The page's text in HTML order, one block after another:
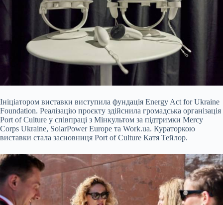
Ініціатором виставки виступила фундація Energy Act for Ukraine
Foundation. Реалізацію проєкту здійснила громадська організація
Port of Culture у співпраці з Мінкультом за підтримки Mercy
Corps Ukraine, SolarPower Europe та Work.ua. Кураторкою
виставки стала засновниця Port of Culture Катя Тейлор.